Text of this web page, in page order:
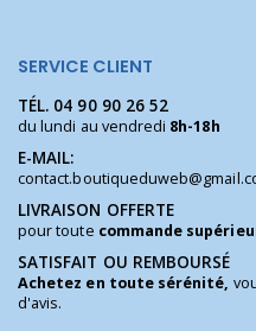
SERVICE CLIENT
TÉL. 04 90 90 26 52
du lundi au vendredi 8h-18h
E-MAIL:
LIVRAISON OFFERTE
pour toute commande
SATISFAIT OU REMBOURSÉ
Achetez en toute sérénité,
d'avis.